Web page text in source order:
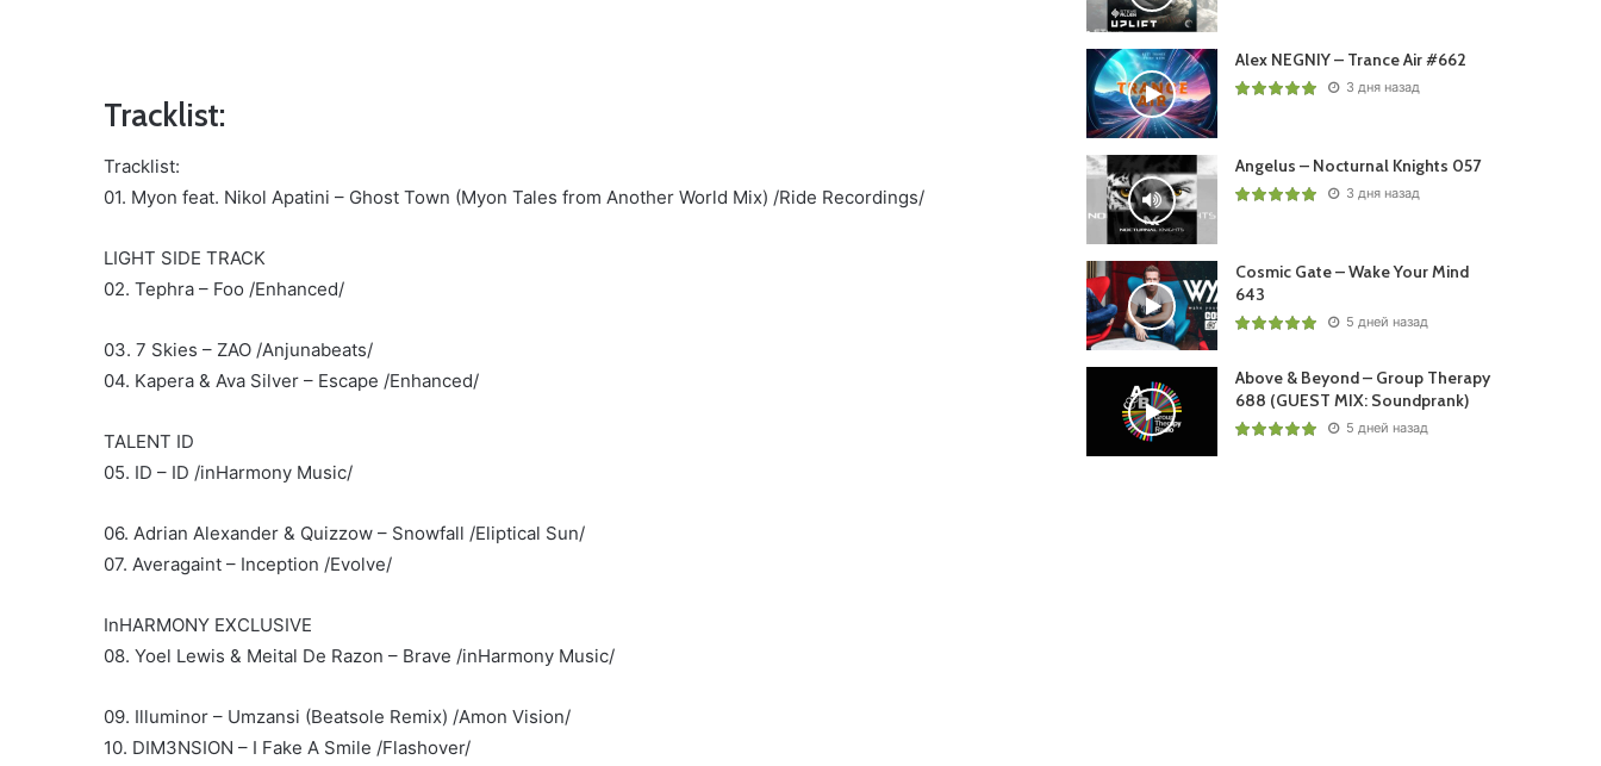
Tracklist:
Tracklist:
01. Myon feat. Nikol Apatini – Ghost Town (Myon Tales from Another World Mix) /Ride Recordings/
LIGHT SIDE TRACK
02. Tephra – Foo /Enhanced/
03. 7 Skies – ZAO /Anjunabeats/
04. Kapera & Ava Silver – Escape /Enhanced/
TALENT ID
05. ID – ID /inHarmony Music/
06. Adrian Alexander & Quizzow – Snowfall /Eliptical Sun/
07. Averagaint – Inception /Evolve/
InHARMONY EXCLUSIVE
08. Yoel Lewis & Meital De Razon – Brave /inHarmony Music/
09. Illuminor – Umzansi (Beatsole Remix) /Amon Vision/
10. DIM3NSION – I Fake A Smile /Flashover/
Alex NEGNIY – Trance Air #662
3 дня назад
Angelus – Nocturnal Knights 057
3 дня назад
Cosmic Gate – Wake Your Mind
643
5 дней назад
Above & Beyond – Group Therapy
688 (GUEST MIX: Soundprank)
5 дней назад